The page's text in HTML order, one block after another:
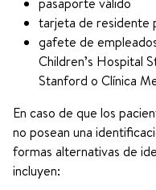
tarjeta de residente
gafete de
Children’s Hospital
Stanford o Clínica
En caso de que los
no posean una
formas alternativas de
incluyen: